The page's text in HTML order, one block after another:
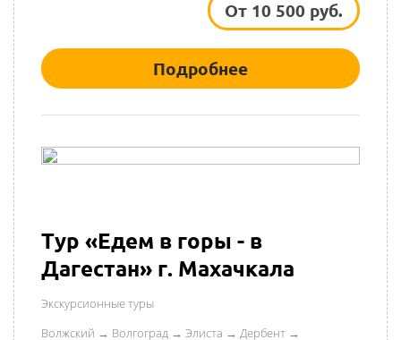
От 10 500 руб.
Подробнее
Тур «Едем в горы - в
Дагестан» г. Махачкала
Экскурсионные туры
Волжский → Волгоград → Элиста → Дербент →